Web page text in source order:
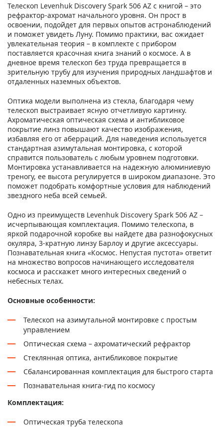
Телескоп Levenhuk Discovery Spark 506 AZ с книгой – это
рефрактор-ахромат начального уровня. Он прост в
освоении, подойдет для первых опытов астронаблюдений
и поможет увидеть Луну. Помимо практики, вас ожидает
увлекательная теория – в комплекте с прибором
поставляется красочная книга знаний о космосе. А в
дневное время телескоп без труда превращается в
зрительную трубу для изучения природных ландшафтов и
отдаленных наземных объектов.
Оптика модели выполнена из стекла, благодаря чему
телескоп выстраивает ясную отчетливую картинку.
Ахроматическая оптическая схема и антибликовое
покрытие линз повышают качество изображения,
избавляя его от аберраций. Для наведения используется
стандартная азимутальная монтировка, с которой
справится пользователь с любым уровнем подготовки.
Монтировка устанавливается на надежную алюминиевую
треногу, ее высота регулируется в широком диапазоне. Это
поможет подобрать комфортные условия для наблюдений
звездного неба всей семьей.
Одно из преимуществ Levenhuk Discovery Spark 506 AZ –
исчерпывающая комплектация. Помимо телескопа, в
яркой подарочной коробке вы найдете два разнофокусных
окуляра, 3-кратную линзу Барлоу и другие аксессуары.
Познавательная книга «Космос. Непустая пустота» ответит
на множество вопросов начинающего исследователя
космоса и расскажет много интересных сведений о
небесных телах.
Основные особенности:
Телескоп на азимутальной монтировке с простым
управлением
Оптическая схема – ахроматический рефрактор
Стеклянная оптика, антибликовое покрытие
Сбалансированная комплектация для быстрого старта
Познавательная книга-гид по космосу
Комплектация:
Оптическая труба телескопа